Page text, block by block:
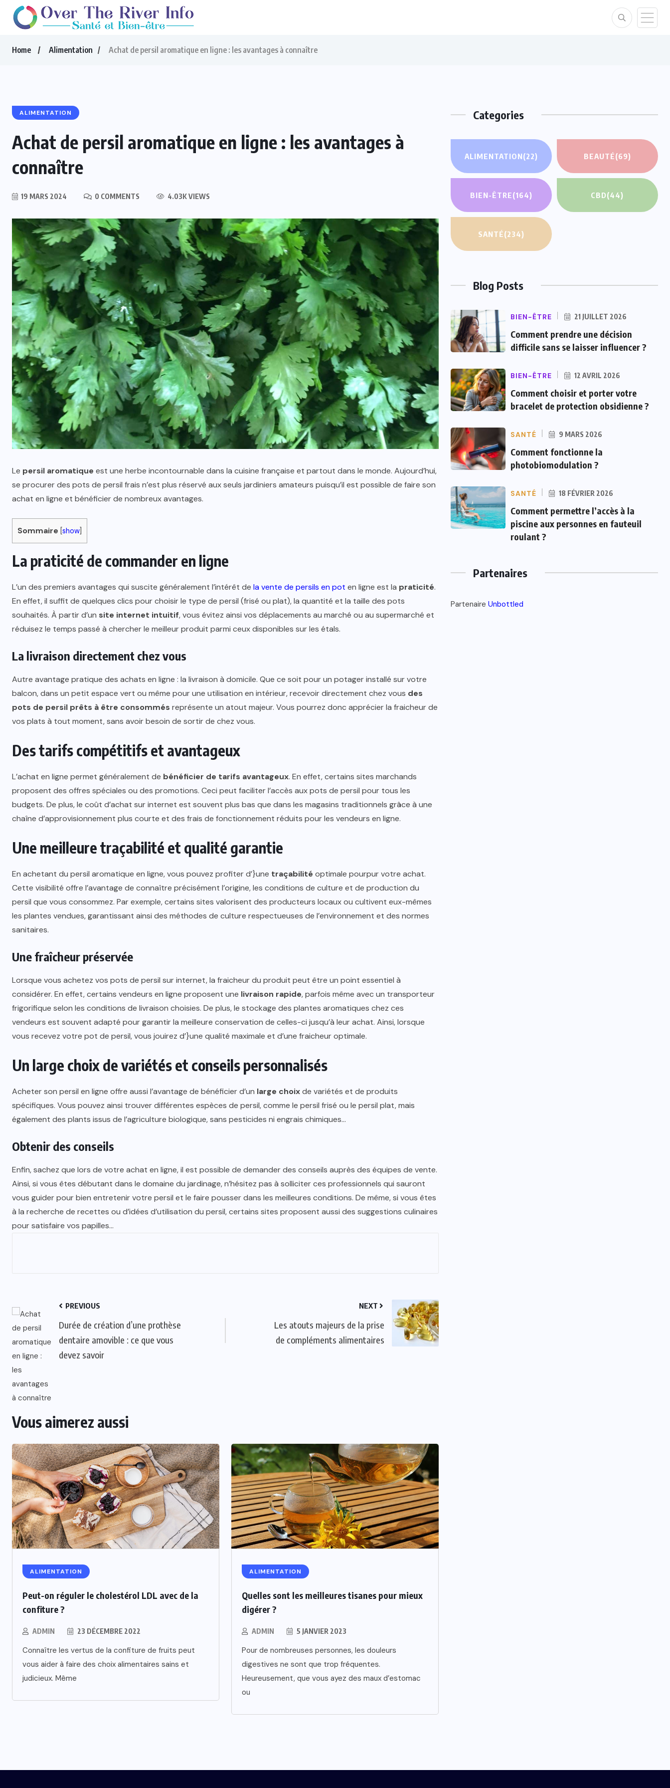
Home Alimentation Achat de persil aromatique en ligne : les avantages à connaître
ALIMENTATION
Achat de persil aromatique en ligne : les avantages à
connaître
19 MARS 2024 0 COMMENTS 4.03K VIEWS
Le persil aromatique est une herbe incontournable dans la cuisine française et partout dans le monde. Aujourd’hui,
se procurer des pots de persil frais n’est plus réservé aux seuls jardiniers amateurs puisqu’il est possible de faire son
achat en ligne et bénéficier de nombreux avantages.
Sommaire show
La praticité de commander en ligne
L’un des premiers avantages qui suscite généralement l’intérêt de la vente de persils en pot en ligne est la praticité.
En effet, il suffit de quelques clics pour choisir le type de persil (frisé ou plat), la quantité et la taille des pots
souhaités. À partir d’un site internet intuitif, vous évitez ainsi vos déplacements au marché ou au supermarché et
réduisez le temps passé à chercher le meilleur produit parmi ceux disponibles sur les étals.
La livraison directement chez vous
Autre avantage pratique des achats en ligne : la livraison à domicile. Que ce soit pour un potager installé sur votre
balcon, dans un petit espace vert ou même pour une utilisation en intérieur, recevoir directement chez vous des
pots de persil prêts à être consommés représente un atout majeur. Vous pourrez donc apprécier la fraicheur de
vos plats à tout moment, sans avoir besoin de sortir de chez vous.
Des tarifs compétitifs et avantageux
L’achat en ligne permet généralement de bénéficier de tarifs avantageux. En effet, certains sites marchands
proposent des offres spéciales ou des promotions. Ceci peut faciliter l’accès aux pots de persil pour tous les
budgets. De plus, le coût d’achat sur internet est souvent plus bas que dans les magasins traditionnels grâce à une
chaîne d’approvisionnement plus courte et des frais de fonctionnement réduits pour les vendeurs en ligne.
Une meilleure traçabilité et qualité garantie
En achetant du persil aromatique en ligne, vous pouvez profiter d’}une traçabilité optimale pourpur votre achat.
Cette visibilité offre l’avantage de connaître précisément l’origine, les conditions de culture et de production du
persil que vous consommez. Par exemple, certains sites valorisent des producteurs locaux ou cultivent eux-mêmes
les plantes vendues, garantissant ainsi des méthodes de culture respectueuses de l’environnement et des normes
sanitaires.
Une fraîcheur préservée
Lorsque vous achetez vos pots de persil sur internet, la fraicheur du produit peut être un point essentiel à
considérer. En effet, certains vendeurs en ligne proposent une livraison rapide, parfois même avec un transporteur
frigorifique selon les conditions de livraison choisies. De plus, le stockage des plantes aromatiques chez ces
vendeurs est souvent adapté pour garantir la meilleure conservation de celles-ci jusqu’à leur achat. Ainsi, lorsque
vous recevez votre pot de persil, vous jouirez d’}une qualité maximale et d’une fraicheur optimale.
Un large choix de variétés et conseils personnalisés
Acheter son persil en ligne offre aussi l’avantage de bénéficier d’un large choixde variétés et de produits
spécifiques. Vous pouvez ainsi trouver différentes espèces de persil, comme le persil frisé ou le persil plat, mais
également des plants issus de l’agriculture biologique, sans pesticides ni engrais chimiques…
Obtenir des conseils
Enfin, sachez que lors de votre achat en ligne, il est possible de demander des conseils auprès des équipes de vente.
Ainsi, si vous êtes débutant dans le domaine du jardinage, n’hésitez pas à solliciter ces professionnels qui sauront
vous guider pour bien entretenir votre persil et le faire pousser dans les meilleures conditions. De même, si vous êtes
à la recherche de recettes ou d’idées d’utilisation du persil, certains sites proposent aussi des suggestions culinaires
pour satisfaire vos papilles…
PREVIOUS
Durée de création d’une prothèse
dentaire amovible : ce que vous
devez savoir
NEXT
Les atouts majeurs de la prise
de compléments alimentaires
Vous aimerez aussi
ALIMENTATION
Peut-on réguler le cholestérol LDL avec de la
confiture ?
ADMIN 23 DÉCEMBRE 2022
Connaître les vertus de la confiture de fruits peut
vous aider à faire des choix alimentaires sains et
judicieux. Même
ALIMENTATION
Quelles sont les meilleures tisanes pour mieux
digérer ?
ADMIN 5 JANVIER 2023
Pour de nombreuses personnes, les douleurs
digestives ne sont que trop fréquentes.
Heureusement, que vous ayez des maux d’estomac
ou
Categories
ALIMENTATION(22) BEAUTÉ(69)
BIEN-ÊTRE(164) CBD(44)
SANTÉ(234)
Blog Posts
BIEN-ÊTRE 21 JUILLET 2026
Comment prendre une décision
difficile sans se laisser influencer ?
BIEN-ÊTRE 12 AVRIL 2026
Comment choisir et porter votre
bracelet de protection obsidienne ?
SANTÉ 9 MARS 2026
Comment fonctionne la
photobiomodulation ?
SANTÉ 18 FÉVRIER 2026
Comment permettre l’accès à la
piscine aux personnes en fauteuil
roulant ?
Partenaires
Partenaire Unbottled